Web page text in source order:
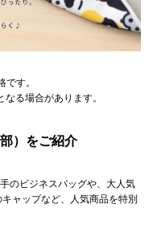
す。
る場合があります。
）をご紹介
のビジネスバッグや、大人気
ャップなど、人気商品を特別